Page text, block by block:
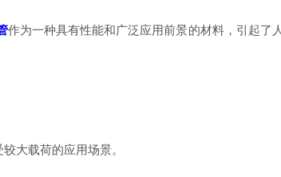
作为一种具有性能和广泛应用前景的材料，引起了
大载荷的应用场景。